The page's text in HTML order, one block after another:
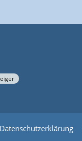
Datenschutzerklärung